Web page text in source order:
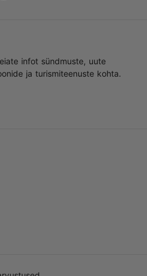
infot sündmuste, uute
ja turismiteenuste kohta.